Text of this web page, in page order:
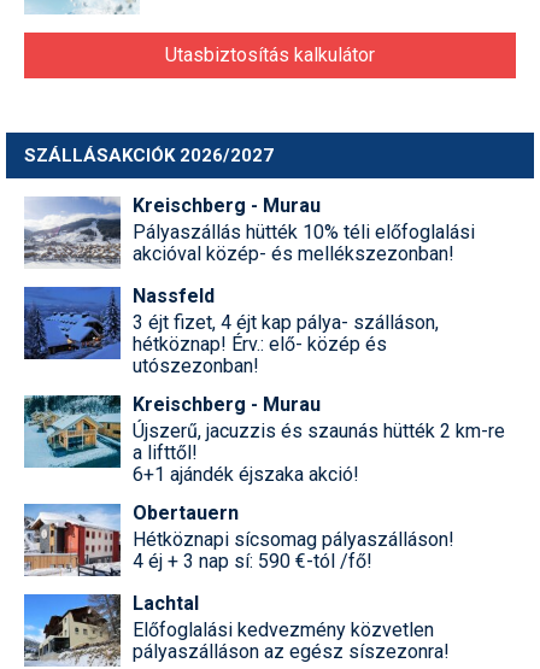
Utasbiztosítás kalkulátor
SZÁLLÁSAKCIÓK 2026/2027
Kreischberg - Murau
Pályaszállás hütték 10% téli előfoglalási
akcióval közép- és mellékszezonban!
Nassfeld
3 éjt fizet, 4 éjt kap pálya- szálláson,
hétköznap! Érv.: elő- közép és
utószezonban!
Kreischberg - Murau
Újszerű, jacuzzis és szaunás hütték 2 km-re
a lifttől!
6+1 ajándék éjszaka akció!
Obertauern
Hétköznapi sícsomag pályaszálláson!
4 éj + 3 nap sí: 590 €-tól /fő!
Lachtal
Előfoglalási kedvezmény közvetlen
pályaszálláson az egész síszezonra!